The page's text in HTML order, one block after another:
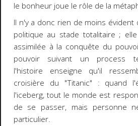
le bonheur joue le rôle de la
Il n'y a donc rien de moins évident
politique au stade totalitaire ;
assimilée à la conquête du
pouvoir suivant un process
l'histoire enseigne qu'il
croisière du "Titanic" : quand
l'iceberg, tout le monde est
de se passer, mais personne
particulier.